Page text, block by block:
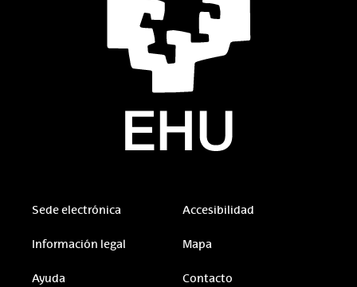
Sede electrónica Accesibilidad
Información legal Mapa
Ayuda Contacto